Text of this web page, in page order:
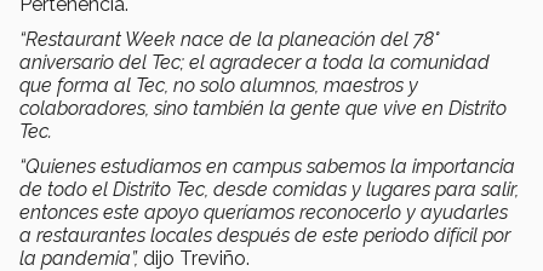
“Restaurant Week nace de la planeación del 78°
aniversario del Tec; el agradecer a toda la comunidad
que forma al Tec, no solo alumnos, maestros y
colaboradores, sino también la gente que vive en Distrito
Tec.
“Quienes estudiamos en campus sabemos la importancia
de todo el Distrito Tec, desde comidas y lugares para salir,
entonces este apoyo queríamos reconocerlo y ayudarles
a restaurantes locales después de este periodo difícil por
la pandemia”, dijo Treviño.